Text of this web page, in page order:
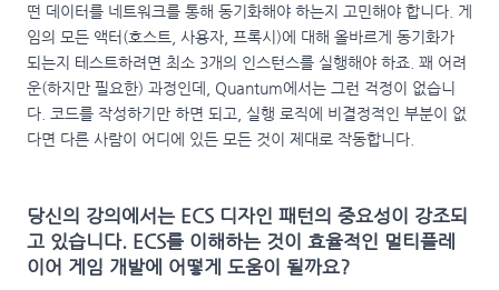
떤 데이터를 네트워크를 통해 동기화해야 하는지 고민해야 합니다. 게
임의 모든 액터(호스트, 사용자, 프록시)에 대해 올바르게 동기화가
되는지 테스트하려면 최소 3개의 인스턴스를 실행해야 하죠. 꽤 어려
운(하지만 필요한) 과정인데, Quantum에서는 그런 걱정이 없습니
다. 코드를 작성하기만 하면 되고, 실행 로직에 비결정적인 부분이 없
다면 다른 사람이 어디에 있든 모든 것이 제대로 작동합니다.
당신의 강의에서는 ECS 디자인 패턴의 중요성이 강조되
고 있습니다. ECS를 이해하는 것이 효율적인 멀티플레
이어 게임 개발에 어떻게 도움이 될까요?